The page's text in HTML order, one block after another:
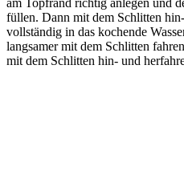
am Topfrand richtig anlegen und
füllen. Dann mit dem Schlitten
vollständig in das kochende
langsamer mit dem Schlitten
mit dem Schlitten hin- und